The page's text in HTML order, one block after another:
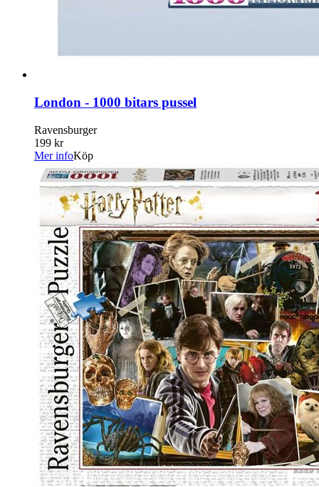
London - 1000 bitars pussel
Ravensburger
199 kr
Mer infoKöp